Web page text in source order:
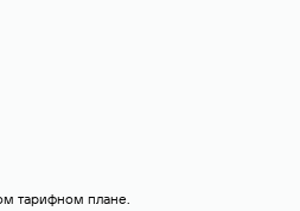
тарифном плане.